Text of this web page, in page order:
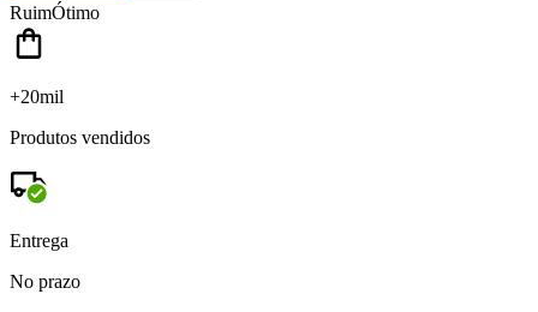
RuimÓtimo
+20mil
Produtos vendidos
Entrega
No prazo